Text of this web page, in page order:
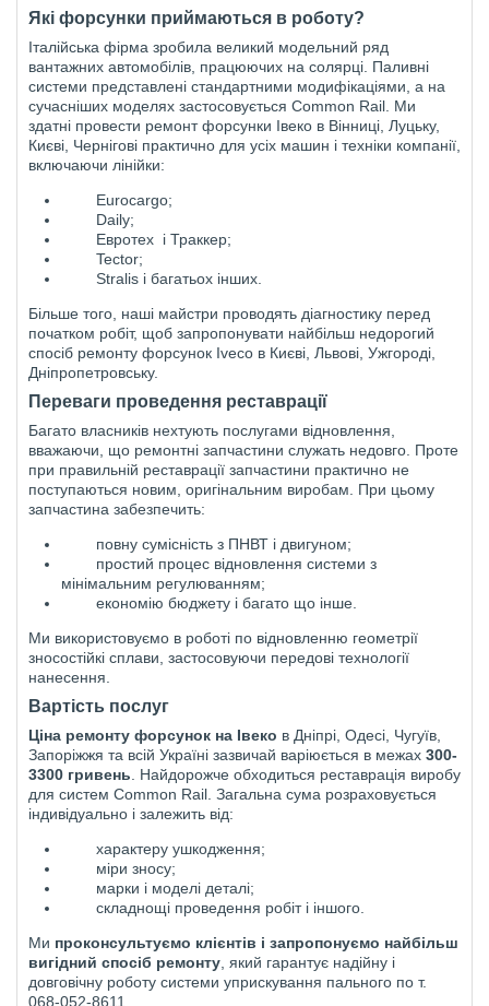
Які форсунки приймаються в роботу?
Італійська фірма зробила великий модельний ряд
вантажних автомобілів, працюючих на солярці. Паливні
системи представлені стандартними модифікаціями, а на
сучасніших моделях застосовується Common Rail. Ми
здатні провести ремонт форсунки Івеко в Вінниці, Луцьку,
Києві, Чернігові практично для усіх машин і техніки компанії,
включаючи лінійки:
Eurocargo;
Daily;
Евротех i Траккер;
Tector;
Stralis і багатьох інших.
Більше того, наші майстри проводять діагностику перед
початком робіт, щоб запропонувати найбільш недорогий
спосіб ремонту форсунок Iveco в Києві, Львові, Ужгороді,
Дніпропетровську.
Переваги проведення реставрації
Багато власників нехтують послугами відновлення,
вважаючи, що ремонтні запчастини служать недовго. Проте
при правильній реставрації запчастини практично не
поступаються новим, оригінальним виробам. При цьому
запчастина забезпечить:
повну сумісність з ПНВТ і двигуном;
простий процес відновлення системи з
мінімальним регулюванням;
економію бюджету і багато що інше.
Ми використовуємо в роботі по відновленню геометрії
зносостійкі сплави, застосовуючи передові технології
нанесення.
Вартість послуг
Ціна ремонту форсунок на Івеко в Дніпрі, Одесі, Чугуїв,
Запоріжжя та всій Україні зазвичай варіюється в межах 300-
3300 гривень . Найдорожче обходиться реставрація виробу
для систем Common Rail. Загальна сума розраховується
індивідуально і залежить від:
характеру ушкодження;
міри зносу;
марки і моделі деталі;
складнощі проведення робіт і іншого.
Ми проконсультуємо клієнтів і запропонуємо найбільш
вигідний спосіб ремонту , який гарантує надійну і
довговічну роботу системи уприскування пального по т.
068-052-8611.